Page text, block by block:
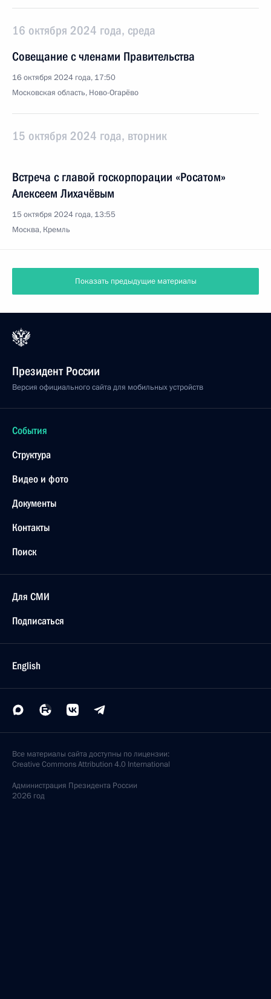
16 октября 2024 года, среда
Совещание с членами Правительства
16 октября 2024 года, 17:50
Московская область, Ново-Огарёво
15 октября 2024 года, вторник
Встреча с главой госкорпорации «Росатом»
Алексеем Лихачёвым
15 октября 2024 года, 13:55
Москва, Кремль
Показать предыдущие материалы
Президент России
Версия официального сайта для мобильных устройств
События
Структура
Видео и фото
Документы
Контакты
Поиск
Для СМИ
Подписаться
English
Все материалы сайта доступны по лицензии:
Creative Commons Attribution 4.0 International
Администрация Президента России
2026 год